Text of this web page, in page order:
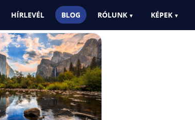
HÍRLEVÉL BLOG RÓLUNK KÉPEK